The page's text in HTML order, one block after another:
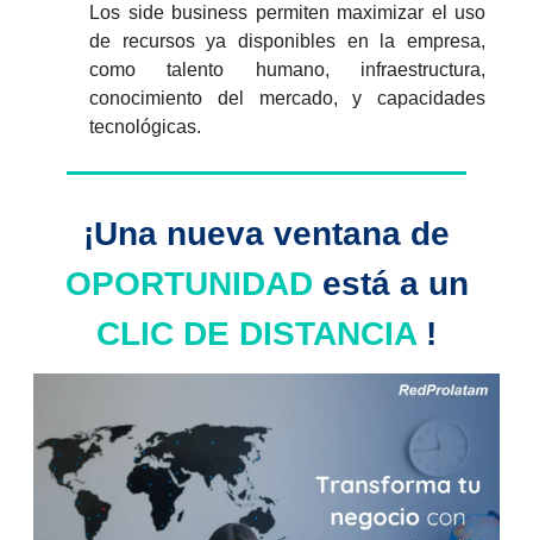
Los side business permiten maximizar el uso
de recursos ya disponibles en la empresa,
como talento humano, infraestructura,
conocimiento del mercado, y capacidades
tecnológicas.
¡Una nueva ventana de
OPORTUNIDAD está a un
CLIC DE DISTANCIA !